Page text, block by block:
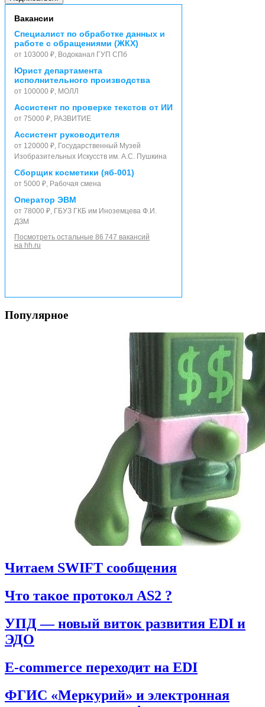
Вакансии
Специалист по обработке данных и
работе с обращениями (ЖКХ)
от 103000 ₽, Водоканал ГУП СПб
Юрист департамента
исполнительного производства
от 100000 ₽, МОЛЛ
Ассистент по проверке текстов от ИИ
от 75000 ₽, РАЗВИТИЕ
Ассистент руководителя
от 120000 ₽, Государственный Музей
Изобразительных Искусств им. А.С. Пушкина
Сборщик косметики (яб-001)
от 5000 ₽, Рабочая смена
Оператор ЭВМ
от 78000 ₽, ГБУЗ ГКБ им Иноземцева Ф.И.
ДЗМ
Посмотреть остальные 86 747 вакансий
на hh.ru
Популярное
Читаем SWIFT сообщения
Что такое протокол AS2 ?
УПД — новый виток развития EDI и
ЭДО
E-commerce переходит на EDI
ФГИС «Меркурий» и электронная